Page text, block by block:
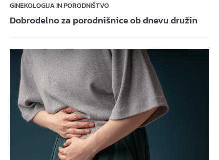
GINEKOLOGIJA IN PORODNIŠTVO
Dobrodelno za porodnišnice ob dnevu družin